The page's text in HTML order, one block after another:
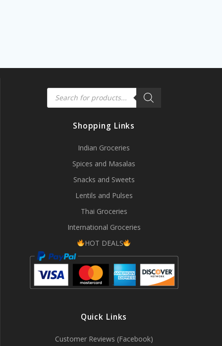
Products
search
Shopping Links
Indian Groceries
Spices and Masalas
Snacks and Sweets
Lentils and Pulses
Thai Groceries
International Groceries
HOT DEALS
Quick Links
Customer Reviews (Facebook)